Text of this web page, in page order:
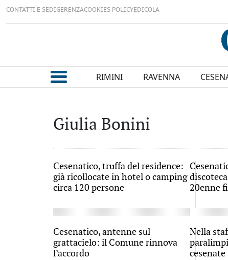
CONTATTI E SEDIGERENZACOOKIES POLICYEDICOLA
RIMINI RAVENNA
Giulia Bonini
Cesenatico, truffa del residence:
già ricollocate in hotel o camping
circa 120 persone
20enne
Cesenatico, antenne sul
grattacielo: il Comune rinnova
l’accordo
Nella
cesenate